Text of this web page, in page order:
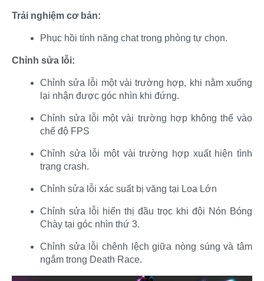
Trải nghiệm cơ bản:
Phục hồi tính năng chat trong phòng tự chọn.​
Chỉnh sửa lỗi:
Chỉnh sửa lỗi một vài trường hợp, khi nằm xuống
lại nhận được góc nhìn khi đứng.​
Chỉnh sửa lỗi một vài trường hợp không thể vào
chế độ FPS​
Chỉnh sửa lỗi một vài trường hợp xuất hiện tình
trạng crash.​
Chỉnh sửa lỗi xác suất bị văng tại Loa Lớn​
Chỉnh sửa lỗi hiển thị đầu trọc khi đội Nón Bóng
Chày tại góc nhìn thứ 3.​
Chỉnh sửa lỗi chênh lệch giữa nòng súng và tâm
ngắm trong Death Race.​